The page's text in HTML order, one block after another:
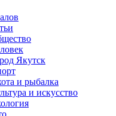
Якутск
и рыбалка
и искусство